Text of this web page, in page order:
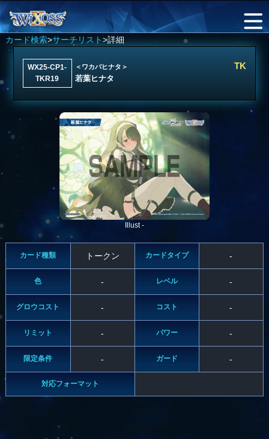
カード検索>サーチリスト>詳細
WX25-CP1-
TKR19
＜ワカバヒナタ＞
若葉ヒナタ
TK
Illust -
カード種類 トークン カードタイプ -
色 - レベル -
グロウコスト - コスト -
リミット - パワー -
限定条件 - ガード -
対応フォーマット